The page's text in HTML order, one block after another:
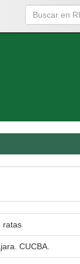
ratas
CUCBA.